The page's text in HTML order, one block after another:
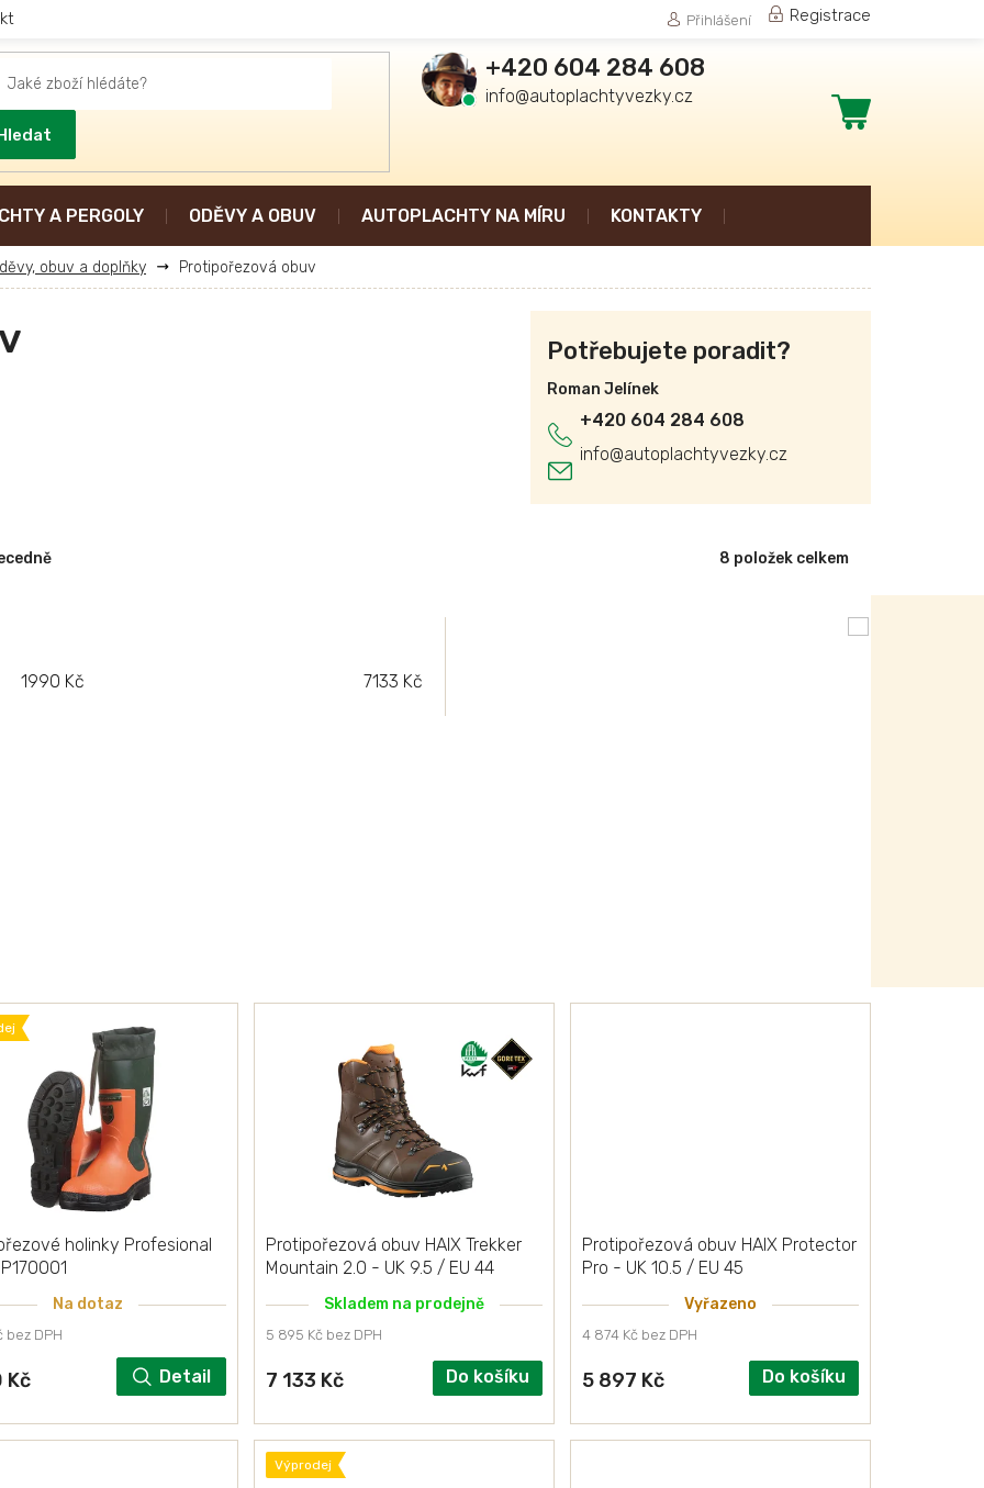
Registrace
Přihlášení
+420 604 284 608
info@autoplachtyvezky.cz
Nákupní
A PERGOLY ODĚVY A OBUV AUTOPLACHTY NA MÍRU KONTAKTY
obuv a doplňky Protipořezová obuv
Potřebujete poradit?
Roman Jelínek
info@autoplachtyvezky.cz
+420 604 284 608
8 položek celkem
1990 Kč 7133 Kč
holinky Profesional
Na dotaz
bez DPH
Kč Detail
Protipořezová obuv HAIX Trekker
Mountain 2.0 - UK 9.5 / EU 44
Skladem na prodejně
5 895 Kč bez DPH
7 133 Kč Do košíku
Protipořezová obuv HAIX Protector
Pro - UK 10.5 / EU 45
Vyřazeno
4 874 Kč bez DPH
5 897 Kč Do košíku
Výprodej